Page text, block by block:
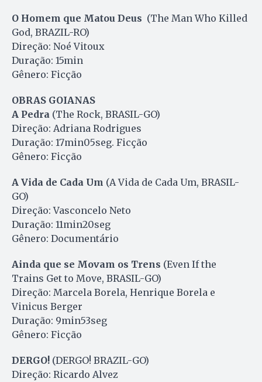
O Homem que Matou Deus (The Man Who Killed
God, BRAZIL-RO)
Direção: Noé Vitoux
Duração: 15min
Gênero: Ficção
OBRAS GOIANAS
A Pedra (The Rock, BRASIL-GO)
Direção: Adriana Rodrigues
Duração: 17min05seg. Ficção
Gênero: Ficção
A Vida de Cada Um (A Vida de Cada Um, BRASIL-
GO)
Direção: Vasconcelo Neto
Duração: 11min20seg
Gênero: Documentário
Ainda que se Movam os Trens (Even If the
Trains Get to Move, BRASIL-GO)
Direção: Marcela Borela, Henrique Borela e
Vinicus Berger
Duração: 9min53seg
Gênero: Ficção
DERGO! (DERGO! BRAZIL-GO)
Direção: Ricardo Alvez